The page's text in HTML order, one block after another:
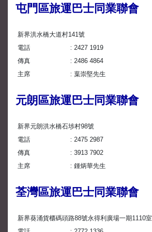
屯門區旅運巴士同業聯會
新界洪水橋大道村141號
電話
2427 1919
傳真
2486 4864
主席
葉崇堅先生
元朗區旅運巴士同業聯會
新界元朗洪水橋石埗村98號
電話
2475 2987
傳真
3913 7902
主席
鍾炳華先生
荃灣區旅運巴士同業聯會
新界葵涌貨櫃碼頭路88號永得利廣場一期1110室